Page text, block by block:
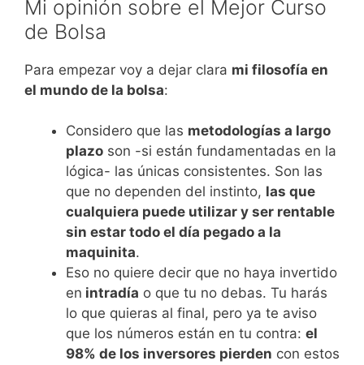
Mi opinión sobre el Mejor Curso
de Bolsa
Para empezar voy a dejar clara mi filosofía en
el mundo de la bolsa:
Considero que las metodologías a largo
plazo son -si están fundamentadas en la
lógica- las únicas consistentes. Son las
que no dependen del instinto, las que
cualquiera puede utilizar y ser rentable
sin estar todo el día pegado a la
maquinita.
Eso no quiere decir que no haya invertido
en intradía o que tu no debas. Tu harás
lo que quieras al final, pero ya te aviso
que los números están en tu contra: el
98% de los inversores pierden con estos